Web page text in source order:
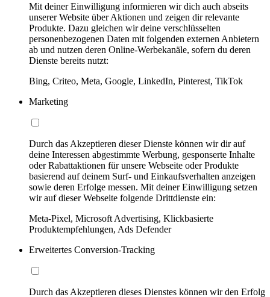
Mit deiner Einwilligung informieren wir dich auch abseits
unserer Website über Aktionen und zeigen dir relevante
Produkte. Dazu gleichen wir deine verschlüsselten
personenbezogenen Daten mit folgenden externen Anbietern
ab und nutzen deren Online-Werbekanäle, sofern du deren
Dienste bereits nutzt:
Bing, Criteo, Meta, Google, LinkedIn, Pinterest, TikTok
Marketing
Durch das Akzeptieren dieser Dienste können wir dir auf
deine Interessen abgestimmte Werbung, gesponserte Inhalte
oder Rabattaktionen für unsere Webseite oder Produkte
basierend auf deinem Surf- und Einkaufsverhalten anzeigen
sowie deren Erfolge messen. Mit deiner Einwilligung setzen
wir auf dieser Webseite folgende Drittdienste ein:
Meta-Pixel, Microsoft Advertising, Klickbasierte
Produktempfehlungen, Ads Defender
Erweitertes Conversion-Tracking
Durch das Akzeptieren dieses Dienstes können wir den Erfolg